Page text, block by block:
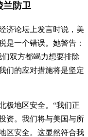
兰防卫
济论坛上发言时说，美
是一个错误。她警告：
双方都竭力想要排除
们的应对措施将是坚定
极地区安全。“我们正
资。我们将与美国与所
区安全。这显然符合我